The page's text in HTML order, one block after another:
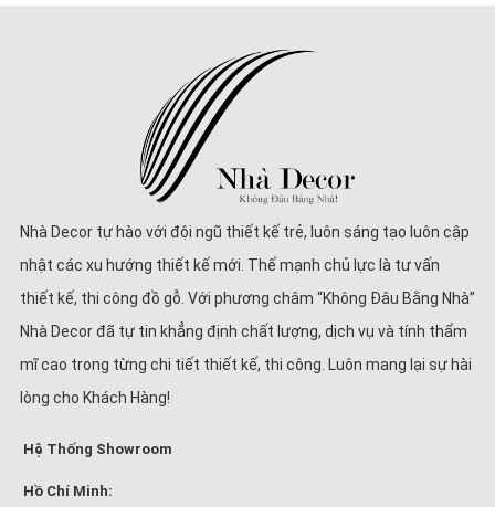
Nhà Decor tự hào với đội ngũ thiết kế trẻ, luôn sáng tạo luôn cập
nhật các xu hướng thiết kế mới. Thế mạnh chủ lực là tư vấn
thiết kế, thi công đồ gỗ. Với phương châm “Không Đâu Bằng Nhà”
Nhà Decor đã tự tin khẳng định chất lượng, dịch vụ và tính thẩm
mĩ cao trong từng chi tiết thiết kế, thi công. Luôn mang lại sự hài
lòng cho Khách Hàng!
Hệ Thống Showroom
Hồ Chí Minh: